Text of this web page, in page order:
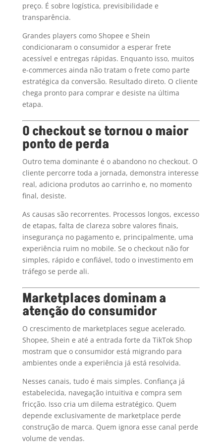
preço. É sobre logística, previsibilidade e
transparência.
Grandes players como Shopee e Shein
condicionaram o consumidor a esperar frete
acessível e entregas rápidas. Enquanto isso, muitos
e-commerces ainda não tratam o frete como parte
estratégica da conversão. Resultado direto. O cliente
chega pronto para comprar e desiste na última
etapa.
O checkout se tornou o maior
ponto de perda
Outro tema dominante é o abandono no checkout. O
cliente percorre toda a jornada, demonstra interesse
real, adiciona produtos ao carrinho e, no momento
final, desiste.
As causas são recorrentes. Processos longos, excesso
de etapas, falta de clareza sobre valores finais,
insegurança no pagamento e, principalmente, uma
experiência ruim no mobile. Se o checkout não for
simples, rápido e confiável, todo o investimento em
tráfego se perde ali.
Marketplaces dominam a
atenção do consumidor
O crescimento de marketplaces segue acelerado.
Shopee, Shein e até a entrada forte da TikTok Shop
mostram que o consumidor está migrando para
ambientes onde a experiência já está resolvida.
Nesses canais, tudo é mais simples. Confiança já
estabelecida, navegação intuitiva e compra sem
fricção. Isso cria um dilema estratégico. Quem
depende exclusivamente de marketplace perde
construção de marca. Quem ignora esse canal perde
volume de vendas.